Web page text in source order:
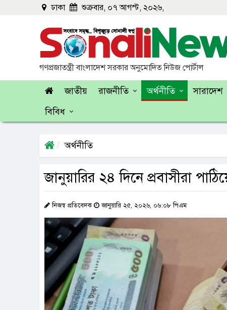
ঢাকা শুক্রবার, ০৭ আগস্ট, ২০২৬,
গণপ্রজাতন্ত্রী বাংলাদেশ সরকার অনুমোদিত নিউজ পোর্টাল
জাতীয় রাজনীতি অর্থনীতি সারাদেশ
বিবিধ
অর্থনীতি
জানুয়ারির ২৪ দিনে প্রবাসীরা
নিজস্ব প্রতিবেদক জানুয়ারি ২৫, ২০২৬, ০৬:০৮ পিএম